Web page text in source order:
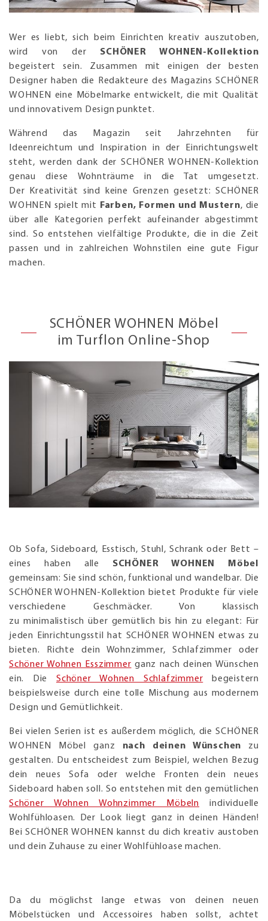
Wer es liebt, sich beim Einrichten kreativ auszutoben,
wird von der SCHÖNER WOHNEN-Kollektion
begeistert sein. Zusammen mit einigen der besten
Designer haben die Redakteure des Magazins SCHÖNER
WOHNEN eine Möbelmarke entwickelt, die mit Qualität
und innovativem Design punktet.
Während das Magazin seit Jahrzehnten für
Ideenreichtum und Inspiration in der Einrichtungswelt
steht, werden dank der SCHÖNER WOHNEN-Kollektion
genau diese Wohnträume in die Tat umgesetzt.
Der Kreativität sind keine Grenzen gesetzt: SCHÖNER
WOHNEN spielt mit Farben, Formen und Mustern, die
über alle Kategorien perfekt aufeinander abgestimmt
sind. So entstehen vielfältige Produkte, die in die Zeit
passen und in zahlreichen Wohnstilen eine gute Figur
machen.
SCHÖNER WOHNEN Möbel
im Turflon Online-Shop
Ob Sofa, Sideboard, Esstisch, Stuhl, Schrank oder Bett –
eines haben alle SCHÖNER WOHNEN Möbel
gemeinsam: Sie sind schön, funktional und wandelbar. Die
SCHÖNER WOHNEN-Kollektion bietet Produkte für viele
verschiedene Geschmäcker. Von klassisch
zu minimalistisch über gemütlich bis hin zu elegant: Für
jeden Einrichtungsstil hat SCHÖNER WOHNEN etwas zu
bieten. Richte dein Wohnzimmer, Schlafzimmer oder
Schöner Wohnen Esszimmer ganz nach deinen Wünschen
ein. Die Schöner Wohnen Schlafzimmer begeistern
beispielsweise durch eine tolle Mischung aus modernem
Design und Gemütlichkeit.
Bei vielen Serien ist es außerdem möglich, die SCHÖNER
WOHNEN Möbel ganz nach deinen Wünschen zu
gestalten. Du entscheidest zum Beispiel, welchen Bezug
dein neues Sofa oder welche Fronten dein neues
Sideboard haben soll. So entstehen mit den gemütlichen
Schöner Wohnen Wohnzimmer Möbeln individuelle
Wohlfühloasen. Der Look liegt ganz in deinen Händen!
Bei SCHÖNER WOHNEN kannst du dich kreativ austoben
und dein Zuhause zu einer Wohlfühloase machen.
Da du möglichst lange etwas von deinen neuen
Möbelstücken und Accessoires haben sollst, achtet